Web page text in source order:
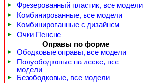
► Фрезерованный пластик, все модели
► Комбинированные, все модели
► Комбинированные с дизайном
►
Очки Пенсне
Оправы по форме
► Ободковые оправы, все модели
►
Полуободковые на леске, все
модели
► Безободковые, все модели